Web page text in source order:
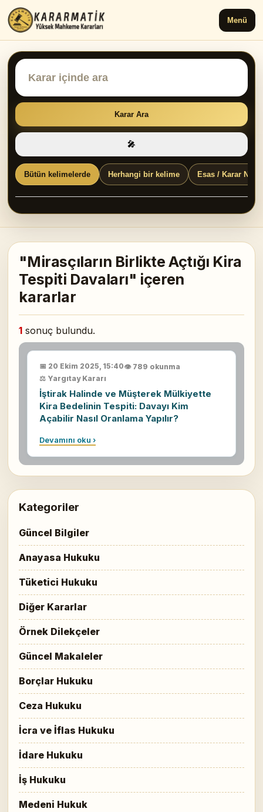
Menü
Karar Ara
🎤
Bütün kelimelerde Herhangi bir kelime Esas / Karar No
"Mirasçıların Birlikte Açtığı Kira
Tespiti Davaları" içeren
kararlar
1 sonuç bulundu.
📅 20 Ekim 2025, 15:40👁 789 okunma
⚖ Yargıtay Kararı
İştirak Halinde ve Müşterek Mülkiyette
Kira Bedelinin Tespiti: Davayı Kim
Açabilir Nasıl Oranlama Yapılır?
Devamını oku ›
Kategoriler
Güncel Bilgiler
Anayasa Hukuku
Tüketici Hukuku
Diğer Kararlar
Örnek Dilekçeler
Güncel Makaleler
Borçlar Hukuku
Ceza Hukuku
İcra ve İflas Hukuku
İdare Hukuku
İş Hukuku
Medeni Hukuk